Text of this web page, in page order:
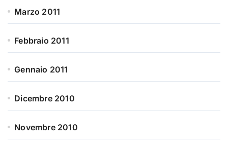
Marzo 2011
Febbraio 2011
Gennaio 2011
Dicembre 2010
Novembre 2010